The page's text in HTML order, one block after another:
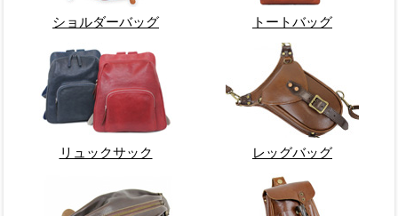
ショルダーバッグ トートバッグ
リュックサック レッグバッグ